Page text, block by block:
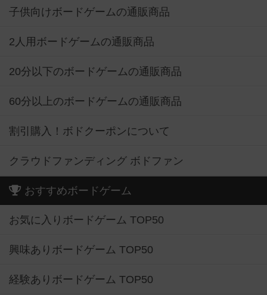
子供向けボードゲームの通販商品
2人用ボードゲームの通販商品
20分以下のボードゲームの通販商品
60分以上のボードゲームの通販商品
割引購入！ボドクーポンについて
クラウドファンディング ボドファン
おすすめボードゲーム
お気に入りボードゲーム TOP50
興味ありボードゲーム TOP50
経験ありボードゲーム TOP50